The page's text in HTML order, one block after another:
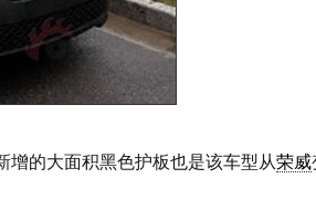
的大面积黑色护板也是该车型从荣威